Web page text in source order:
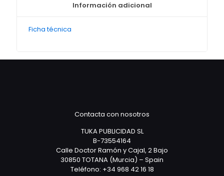
Información adicional
Ficha técnica
Contacta con nosotros
TUKA PUBLICIDAD SL
B-73554164
Calle Doctor Ramón y Cajal, 2 Bajo
30850 TOTANA (Murcia) – Spain
Teléfono: +34 968 42 16 18